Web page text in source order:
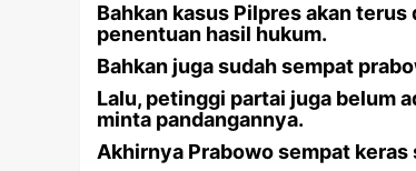
Bahkan kasus Pilpres akan terus
penentuan hasil hukum.
Bahkan juga sudah sempat
Lalu, petinggi partai juga belum
minta pandangannya.
Akhirnya Prabowo sempat